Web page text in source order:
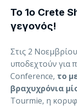
Το 1ο Crete
γεγονός!
Στις 2
υποδεχτούν για
Conference, το
βραχυχρόνια
Tourmie, η